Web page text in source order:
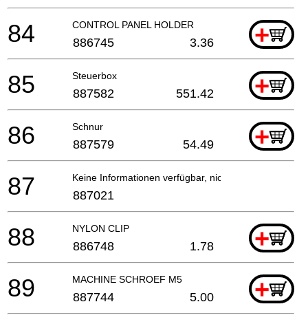
CONTROL PANEL HOLDER +
84 886745 3.36
Steuerbox +
85 887582 551.42
Schnur +
86 887579 54.49
Keine Informationen verfügbar, nicht bestellbar
87 887021
NYLON CLIP +
88 886748 1.78
MACHINE SCHROEF M5 +
89 887744 5.00